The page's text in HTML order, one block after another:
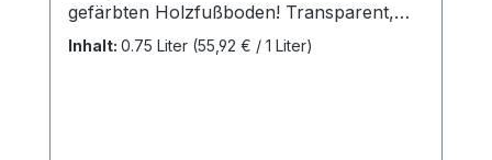
gefärbten Holzfußboden! Transparent,
seidenmatt, für innenBesonders
Inhalt: 0.75 Liter (55,92 € / 1 Liter)